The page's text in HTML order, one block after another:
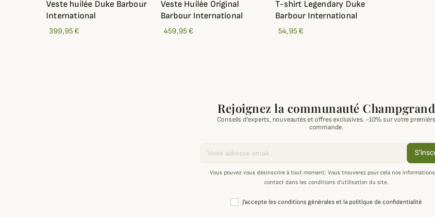
Veste huilée Duke Barbour
International
399,95 €
Veste Huilée Original
Barbour International
459,95 €
T-shirt Legendary Duke
Barbour International
54,95 €
Rejoignez la communauté Champgrand
Conseils d'experts, nouveautés et offres exclusives. -10% sur votre
commande.
Vous pouvez vous désinscrire à tout moment. Vous trouverez pour cela nos
contact dans les conditions d'utilisation du site.
J'accepte les conditions générales et la politique de confidentialité